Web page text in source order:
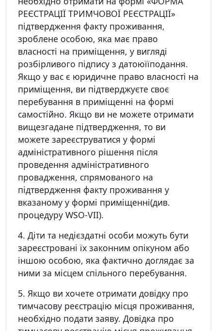
РЕЄСТРАЦІЇ ТРИМЧОВОЇ РЕЄСТРАЦІЇ»
підтвердження факту проживання,
зроблене особою, яка має право
власності на приміщення, у вигляді
розбірливого підпису з датоюїїподання.
Якщо у вас є юридичне право власності на
приміщення, ви підтверджуєте своє
перебування в приміщенні на формі
самостійно. Якщо ви не можете отримати
вищезгадане підтвердження, то ви
можете зареєструватися у формі
адміністративного рішення після
проведення адміністративного
провадження, спрямованого на
підтвердження факту проживання у
вказаному у формі приміщенні(див.
процедуру WSO-VII).
4. Діти та недієздатні особи можуть бути
зареєстровані їх законним опікуном або
іншою особою, яка фактично доглядає за
ними за місцем спільного перебування.
5. Якщо ви хочете отримати довідку про
тимчасову реєстрацію місця проживання,
необхідно подати заяву. Довідка про